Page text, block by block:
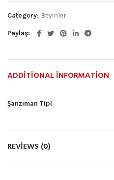
Category: Beyinler
Paylaş
ADDITIONAL INFORMATION
Şanzıman Tipi
REVIEWS (0)